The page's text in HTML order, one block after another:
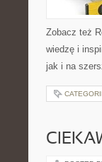
Zobacz też
wiedzę i
jak i na